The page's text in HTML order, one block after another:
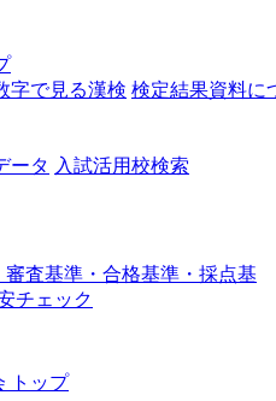
字で見る漢検 検定結果資料に
ータ 入試活用校検索
査基準・合格基準・採点基
チェック
トップ